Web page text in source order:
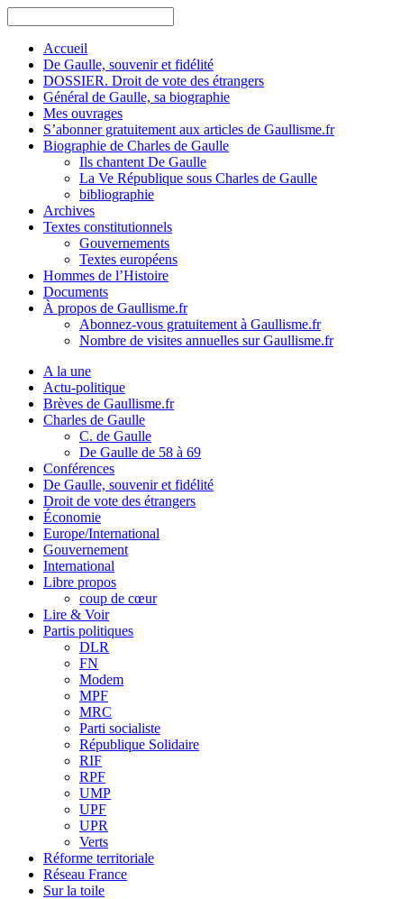
Accueil
De Gaulle, souvenir et fidélité
DOSSIER. Droit de vote des étrangers
Général de Gaulle, sa biographie
Mes ouvrages
S’abonner gratuitement aux articles de Gaullisme.fr
Biographie de Charles de Gaulle
Ils chantent De Gaulle
La Ve République sous Charles de Gaulle
bibliographie
Archives
Textes constitutionnels
Gouvernements
Textes européens
Hommes de l’Histoire
Documents
À propos de Gaullisme.fr
Abonnez-vous gratuitement à Gaullisme.fr
Nombre de visites annuelles sur Gaullisme.fr
A la une
Actu-politique
Brèves de Gaullisme.fr
Charles de Gaulle
C. de Gaulle
De Gaulle de 58 à 69
Conférences
De Gaulle, souvenir et fidélité
Droit de vote des étrangers
Économie
Europe/International
Gouvernement
International
Libre propos
coup de cœur
Lire & Voir
Partis politiques
DLR
FN
Modem
MPF
MRC
Parti socialiste
République Solidaire
RIF
RPF
UMP
UPF
UPR
Verts
Réforme territoriale
Réseau France
Sur la toile